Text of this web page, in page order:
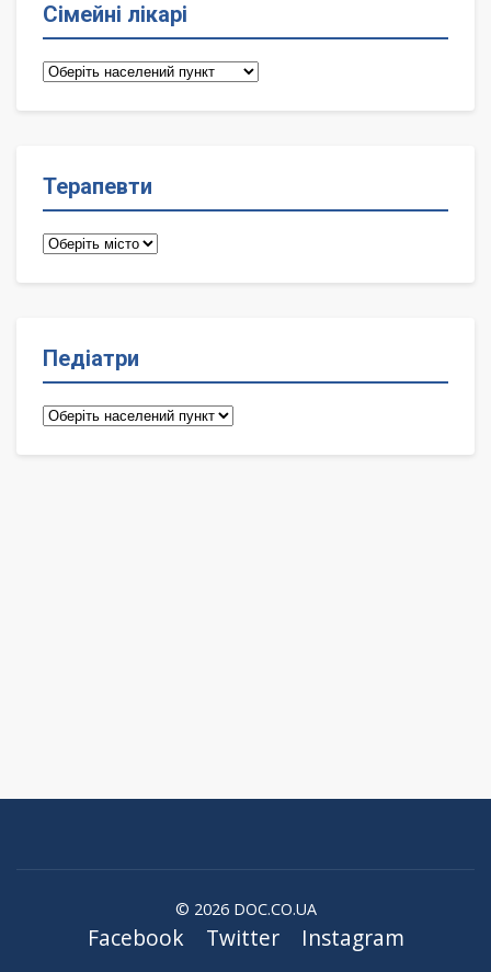
Сімейні лікарі
Сімейні
Терапевти
Терапевти
Педіатри
Педіатри
© 2026 DOC.CO.UA
Facebook Twitter Instagram